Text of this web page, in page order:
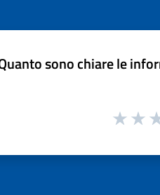
sono chiare le